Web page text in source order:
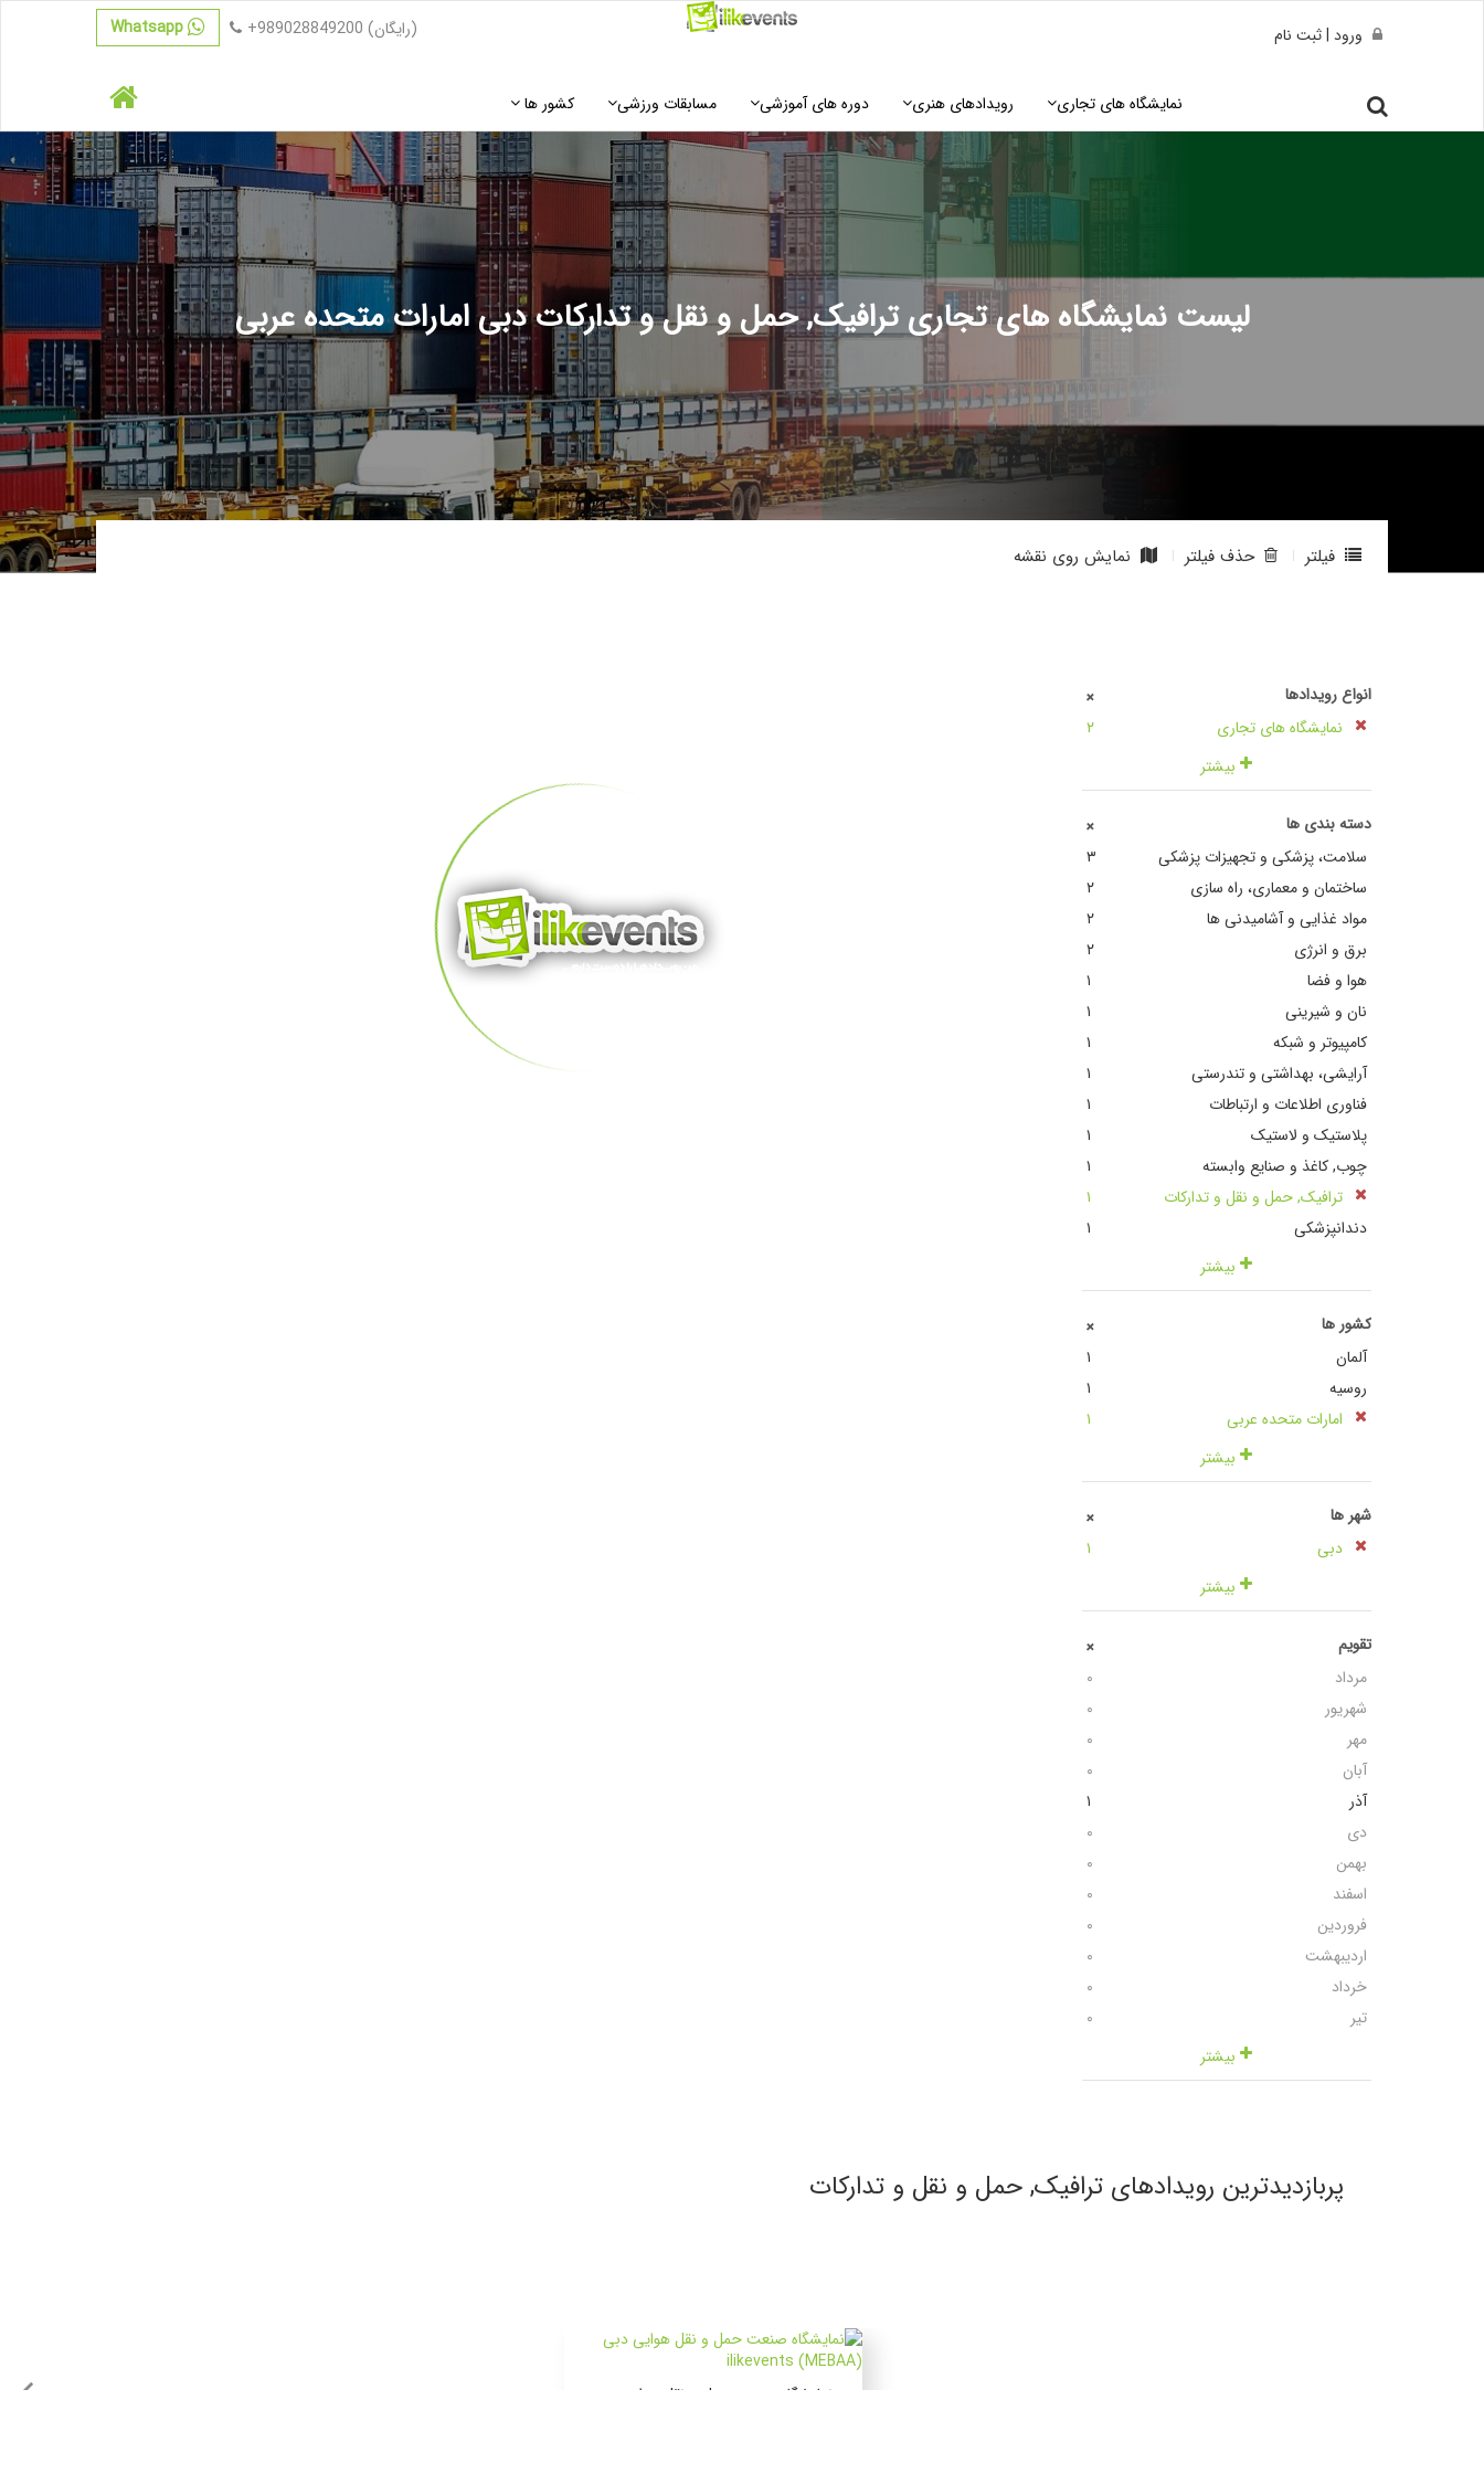
ورود | ثبت نام +989028849200 (رایگان)
نمایشگاه های تجاری رویدادهای هنری دوره های آموزشی مسابقات ورزشی کشور ها
لیست نمایشگاه های تجاری ترافیک, حمل و نقل و تدارکات دبی امارات متحده عربی
فیلتر حذف فیلتر نمایش روی نقشه
انواع رویدادها +
نمایشگاه های تجاری
٢
بیشتر
دسته بندی ها +
سلامت، پزشکی و تجهیزات پزشکی
٣
ساختمان و معماری، راه سازی
٢
مواد غذایی و آشامیدنی ها
٢
برق و انرژی
٢
هوا و فضا
١
نان و شیرینی
١
کامپیوتر و شبکه
١
آرایشی، بهداشتی و تندرستی
١
فناوری اطلاعات و ارتباطات
١
پلاستیک و لاستیک
١
چوب, کاغذ و صنایع وابسته
١
ترافیک, حمل و نقل و تدارکات
١
دندانپزشکی
١
بیشتر
کشور ها +
آلمان
١
روسیه
١
امارات متحده عربی
١
بیشتر
شهر ها +
دبی
١
بیشتر
تقویم +
مرداد
٠
شهریور
٠
مهر
٠
آبان
٠
آذر
١
دی
٠
بهمن
٠
اسفند
٠
فروردین
٠
اردیبهشت
٠
خرداد
٠
تیر
٠
بیشتر
پربازدیدترین رویدادهای ترافیک, حمل و نقل و تدارکات
نمایشگاه صنعت حمل و نقل هوایی دبی